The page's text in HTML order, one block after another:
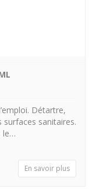
Détartre,
sanitaires.
le…
En savoir plus